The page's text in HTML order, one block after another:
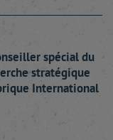
spécial du
stratégique
International